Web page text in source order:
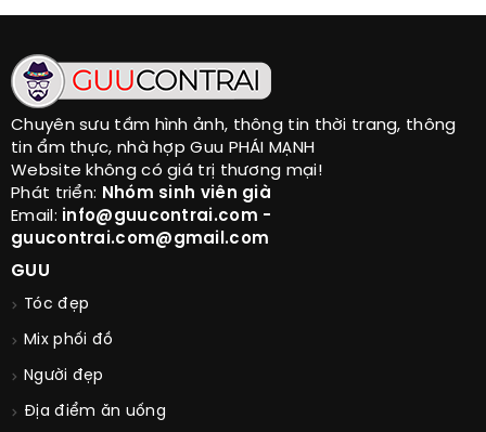
Chuyên sưu tầm hình ảnh, thông tin thời trang, thông
tin ẩm thực, nhà hợp Guu PHÁI MẠNH
Website không có giá trị thương mại!
Phát triển: Nhóm sinh viên già
Email: info@guucontrai.com -
guucontrai.com@gmail.com
GUU
Tóc đẹp
Mix phối đồ
Người đẹp
Địa điểm ăn uống